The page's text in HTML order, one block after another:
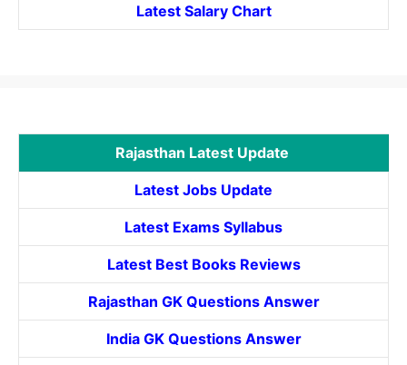
Latest Salary Chart
Rajasthan Latest Update
Latest Jobs Update
Latest Exams Syllabus
Latest Best Books Reviews
Rajasthan GK Questions Answer
India GK Questions Answer